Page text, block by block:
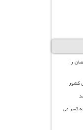
را
کشور
کسر می